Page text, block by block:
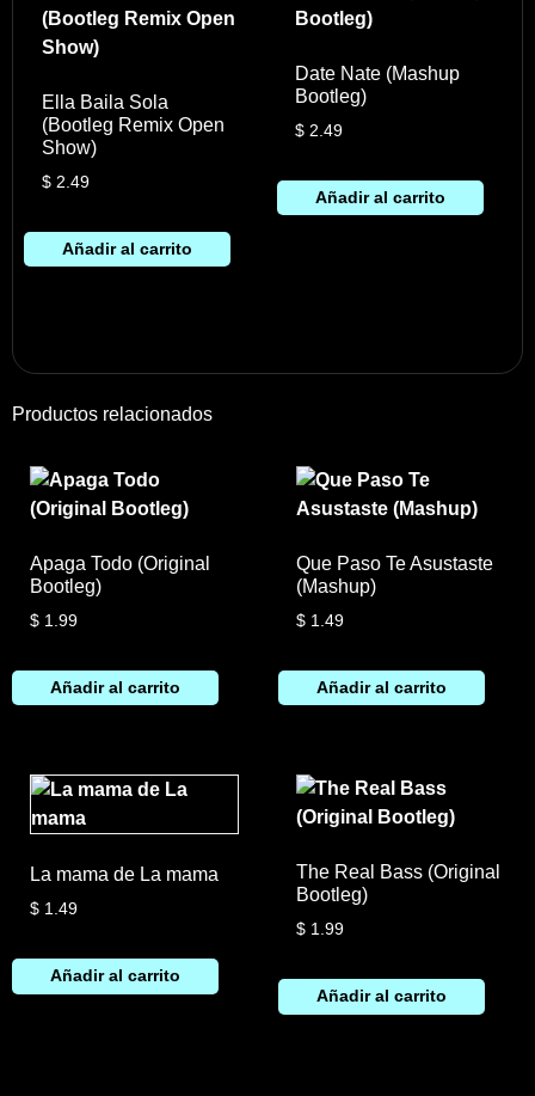
Ella Baila Sola
(Bootleg Remix Open
Show)
$2.49
Añadir al carrito
Date Nate (Mashup
Bootleg)
$ 2.49
Añadir al carrito
Productos relacionados
Apaga Todo (Original
Bootleg)
$ 1.99
Añadir al carrito
Que Paso Te Asustaste
(Mashup)
$1.49
Añadir al carrito
La mama de La mama
$ 1.49
Añadir al carrito
The Real Bass (Original
Bootleg)
$1.99
Añadir al carrito